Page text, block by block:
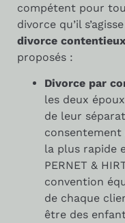
compétent pour
divorce qu’il
divorce contentieux
proposés :
Divorce par
les deux
de leur
la plus rapide
PERNET &
convention
de chaque
être des